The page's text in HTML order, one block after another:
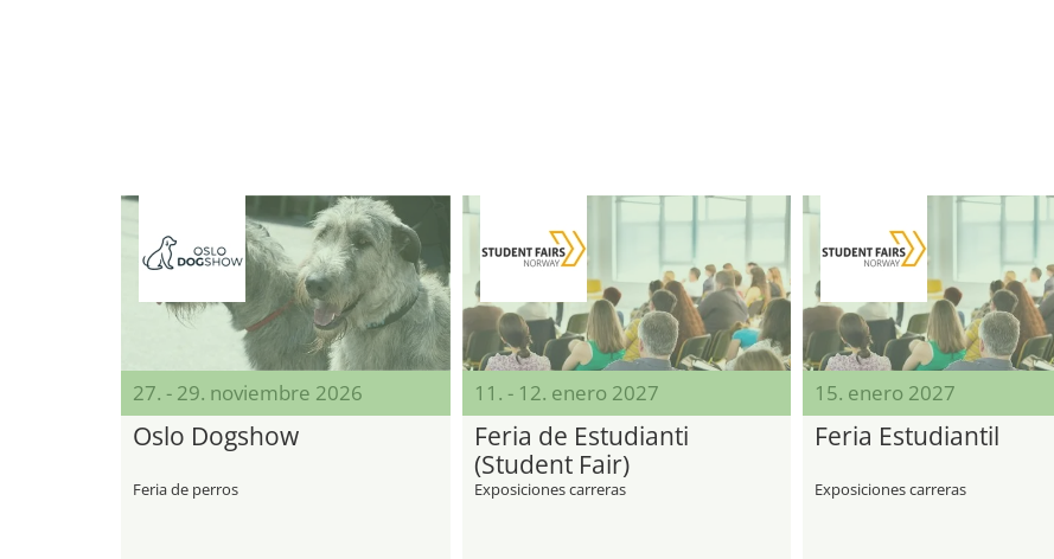
27. - 29. noviembre 2026
Oslo Dogshow
Feria de perros
11. - 12. enero 2027
Feria de Estudianti
(Student Fair)
Exposiciones carreras
15. enero 2027
Feria Estudiantil
Exposiciones carreras